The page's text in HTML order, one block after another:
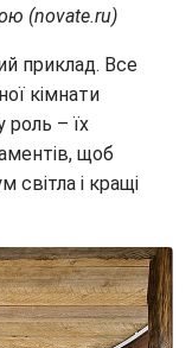
(novate.ru)
приклад. Все
кімнати
роль – їх
щоб
і кращі